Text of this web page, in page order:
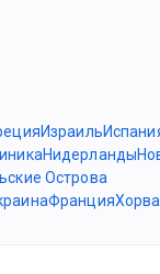
Израиль
Нидерланды
Острова
Франция